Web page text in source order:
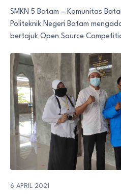
SMKN 5 Batam – Komunitas
Politeknik Negeri Batam
bertajuk Open Source
6 APRIL 2021